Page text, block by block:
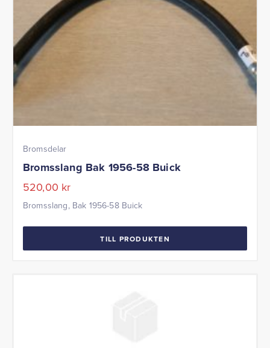
Bromsdelar
Bromsslang Bak 1956-58 Buick
520,00 kr
Bromsslang, Bak 1956-58 Buick
TILL PRODUKTEN